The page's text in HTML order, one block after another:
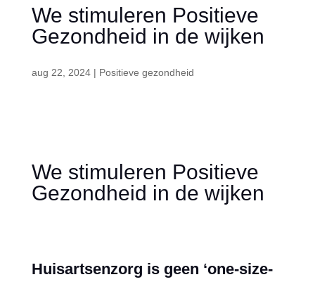
We stimuleren Positieve
Gezondheid in de wijken
aug 22, 2024| Positieve gezondheid
We stimuleren Positieve
Gezondheid in de wijken
Huisartsenzorg is geen ‘one-size-